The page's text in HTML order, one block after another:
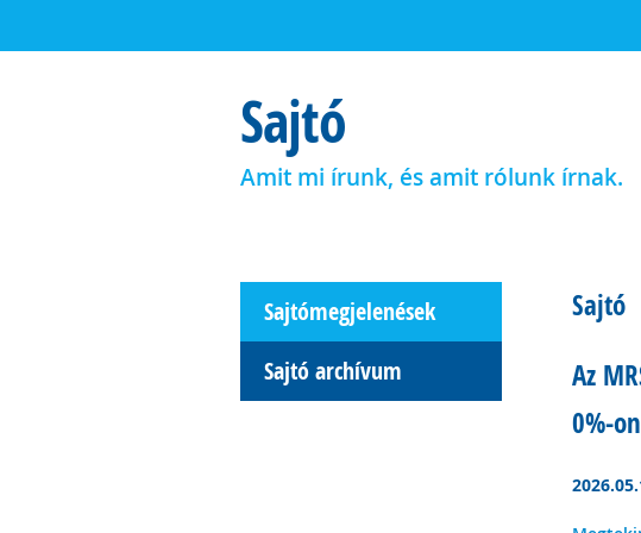
Sajtó
Amit mi írunk, és amit rólunk írnak.
Sajtómegjelenések
Sajtó archívum
Sajtó
Az
0%-